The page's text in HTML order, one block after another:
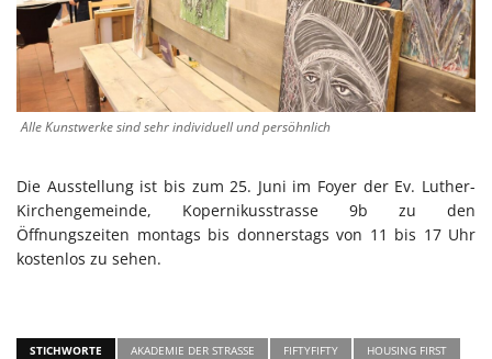
Alle Kunstwerke sind sehr individuell und persöhnlich
Die Ausstellung ist bis zum 25. Juni im Foyer der Ev. Luther-
Kirchengemeinde, Kopernikusstrasse 9b zu den
Öffnungszeiten montags bis donnerstags von 11 bis 17 Uhr
kostenlos zu sehen.
STICHWORTE AKADEMIE DER STRASSE FIFTYFIFTY
HOUSING FIRST